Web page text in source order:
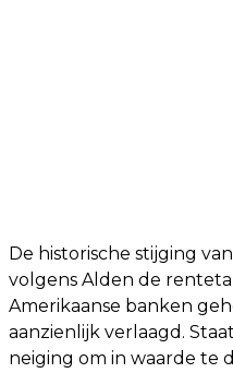
De historische stijging
volgens Alden de
Amerikaanse banken
aanzienlijk verlaagd.
neiging om in waarde te